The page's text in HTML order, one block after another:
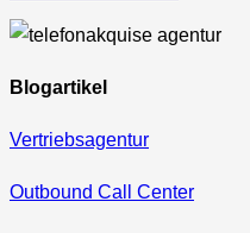
Blogartikel
Vertriebsagentur
Outbound Call Center